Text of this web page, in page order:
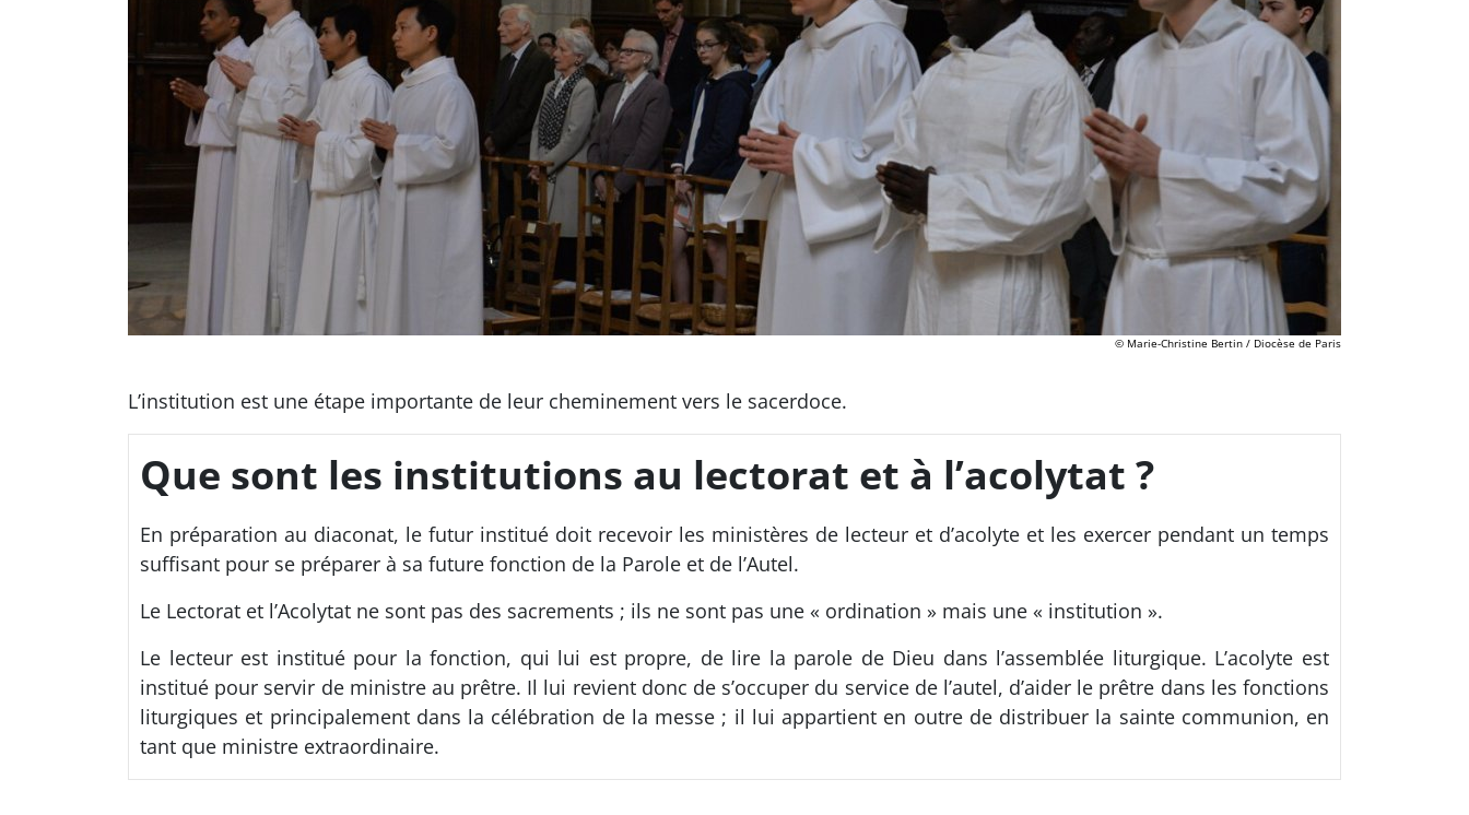
© Marie-Christine Bertin / Diocèse de Paris
L’institution est une étape importante de leur cheminement vers le sacerdoce.
Que sont les institutions au lectorat et à l’acolytat ?
En préparation au diaconat, le futur institué doit recevoir les ministères de lecteur et d’acolyte et les exercer pendant un temps
suffisant pour se préparer à sa future fonction de la Parole et de l’Autel.
Le Lectorat et l’Acolytat ne sont pas des sacrements ; ils ne sont pas une « ordination » mais une « institution ».
Le lecteur est institué pour la fonction, qui lui est propre, de lire la parole de Dieu dans l’assemblée liturgique. L’acolyte est
institué pour servir de ministre au prêtre. Il lui revient donc de s’occuper du service de l’autel, d’aider le prêtre dans les fonctions
liturgiques et principalement dans la célébration de la messe ; il lui appartient en outre de distribuer la sainte communion, en
tant que ministre extraordinaire.